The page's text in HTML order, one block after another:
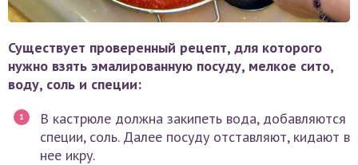
Существует проверенный рецепт, для которого
нужно взять эмалированную посуду, мелкое сито,
воду, соль и специи:
В кастрюле должна закипеть вода, добавляются
специи, соль. Далее посуду отставляют, кидают в
нее икру.